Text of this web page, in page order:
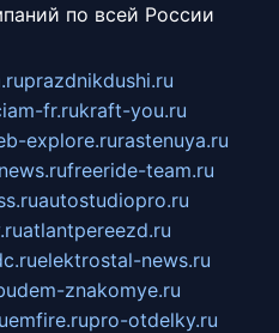
по всей России
prazdnikdushi.ru
fr.rukraft-you.ru
explore.rurastenuya.ru
freeride-team.ru
autostudiopro.ru
atlantpereezd.ru
elektrostal-news.ru
znakomye.ru
emfire.rupro-otdelky.ru